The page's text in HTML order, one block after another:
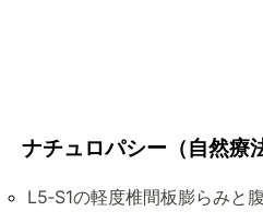
ナチュロパシー（自然療
L5‑S1の軽度椎間板膨らみと